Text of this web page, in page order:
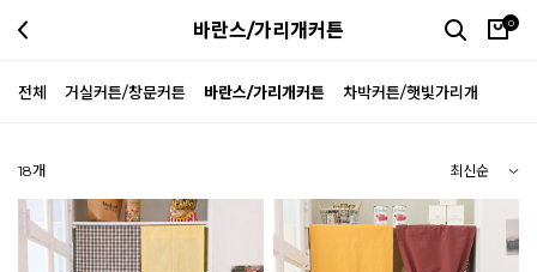
바란스/가리개커튼 0
전체 거실커튼/창문커튼 바란스/가리개커튼 차박커튼/햇빛가리개
18개